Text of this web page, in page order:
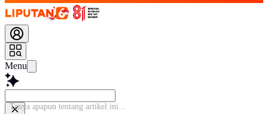
Menu
Tanya apap